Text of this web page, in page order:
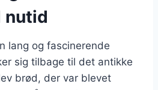
nutid
lang og fascinerende
sig tilbage til det antikke
brød, der var blevet